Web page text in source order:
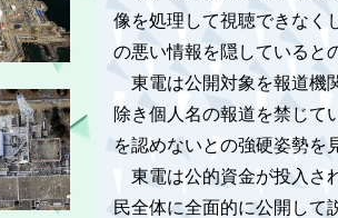
像を処理して視聴できなく
の悪い情報を隠していると
東電は公開対象を報道機
除き個人名の報道を禁じて
を認めないとの強硬姿勢を
東電は公的資金が投入さ
民全体に全面的に公開して